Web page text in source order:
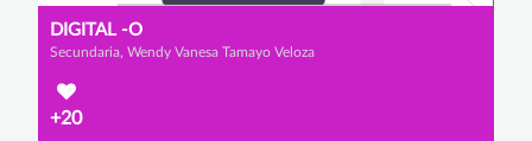
DIGITAL -O
Secundaria, Wendy Vanesa Tamayo Veloza
+20